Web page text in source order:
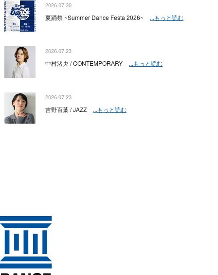
2026.07.30
夏踊祭 ~Summer Dance Festa 2026~ ...もっと読む
2026.07.23
中村渚央 / CONTEMPORARY ...もっと読む
2026.07.23
吉野百葉 / JAZZ ...もっと読む